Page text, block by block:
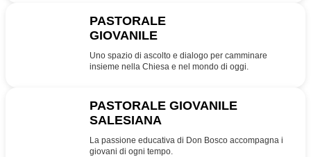
PASTORALE
GIOVANILE
Uno spazio di ascolto e dialogo per camminare
insieme nella Chiesa e nel mondo di oggi.
PASTORALE GIOVANILE
SALESIANA
La passione educativa di Don Bosco accompagna i
giovani di ogni tempo.